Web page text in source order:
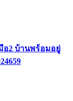
อ2 บ้านพร้อมอยู่